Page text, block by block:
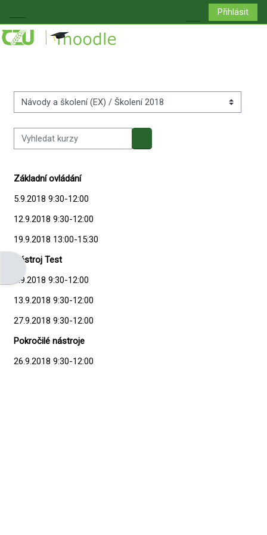
Boční panel
Přepnout
Přihlásit
Otevřít panel bloku
Kategorie kurzů
Vyhledat kurzy
Vyhledat kurzy
Základní ovládání
5.9.2018 9:30-12:00
12.9.2018 9:30-12:00
19.9.2018 13:00-15:30
Nástroj Test
6.9.2018 9:30-12:00
13.9.2018 9:30-12:00
27.9.2018 9:30-12:00
Pokročilé nástroje
26.9.2018 9:30-12:00